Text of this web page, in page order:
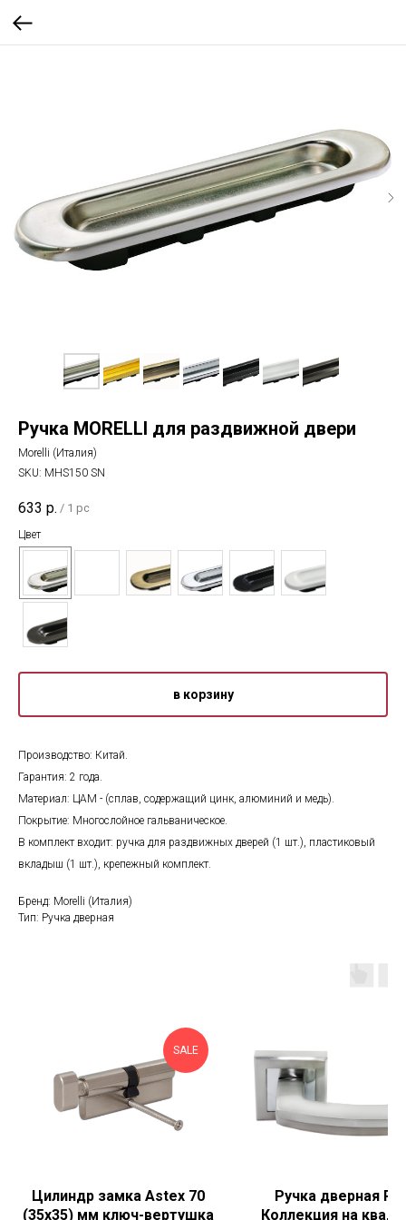
Ручка MORELLI для раздвижной двери
Morelli (Италия)
SKU: MHS150 SN
633 р. / 1 pc
Цвет
в корзину
Производство: Китай.
Гарантия: 2 года.
Материал: ЦАМ - (сплав, содержащий цинк, алюминий и медь).
Покрытие: Многослойное гальваническое.
В комплект входит: ручка для раздвижных дверей (1 шт.), пластиковый
вкладыш (1 шт.), крепежный комплект.
Бренд: Morelli (Италия)
Тип: Ручка дверная
SALE
Цилиндр замка Astex 70
(35x35) мм ключ-вертушка
Ручка дверная
Коллекция на